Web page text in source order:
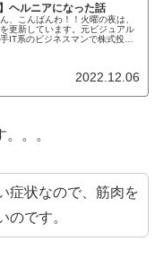
ヘルニアになった話
、こんばんわ！！火曜の夜は、
更新しています。元ビジュアル
IT系のビジネスマンで株式投資
2022.12.06
。。
症状なので、筋肉を
のです。